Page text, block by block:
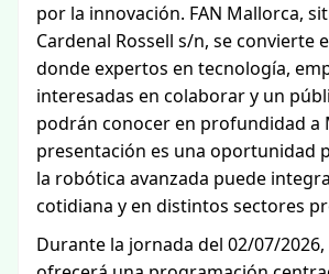
por la innovación. FAN Mallorca,
Cardenal Rossell s/n, se convierte
donde expertos en tecnología,
interesadas en colaborar y un
podrán conocer en profundidad a
presentación es una oportunidad
la robótica avanzada puede
cotidiana y en distintos sectores
Durante la jornada del 02/07/2026,